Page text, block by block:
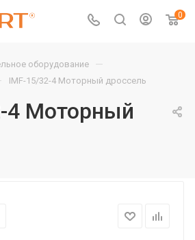
0
оборудование —
IMF-15/32-4 Моторный дроссель
4 Моторный